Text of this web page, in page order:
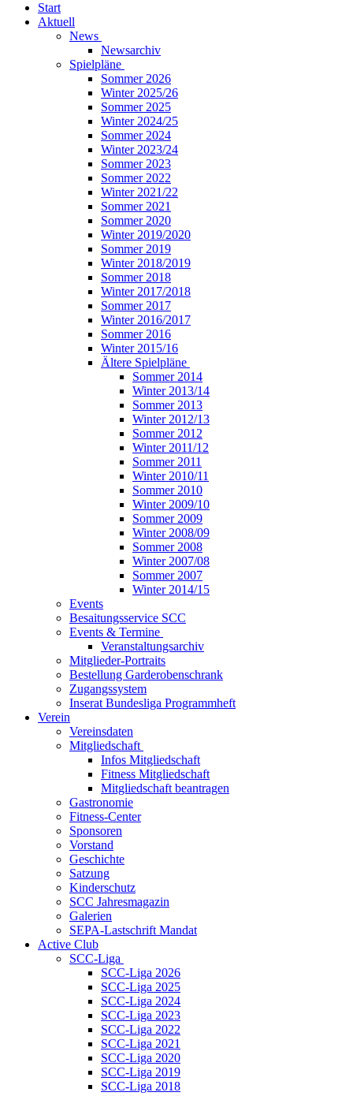
Start
Aktuell
News
Newsarchiv
Spielpläne
Sommer 2026
Winter 2025/26
Sommer 2025
Winter 2024/25
Sommer 2024
Winter 2023/24
Sommer 2023
Sommer 2022
Winter 2021/22
Sommer 2021
Sommer 2020
Winter 2019/2020
Sommer 2019
Winter 2018/2019
Sommer 2018
Winter 2017/2018
Sommer 2017
Winter 2016/2017
Sommer 2016
Winter 2015/16
Ältere Spielpläne
Sommer 2014
Winter 2013/14
Sommer 2013
Winter 2012/13
Sommer 2012
Winter 2011/12
Sommer 2011
Winter 2010/11
Sommer 2010
Winter 2009/10
Sommer 2009
Winter 2008/09
Sommer 2008
Winter 2007/08
Sommer 2007
Winter 2014/15
Events
Besaitungsservice SCC
Events & Termine
Veranstaltungsarchiv
Mitglieder-Portraits
Bestellung Garderobenschrank
Zugangssystem
Inserat Bundesliga Programmheft
Verein
Vereinsdaten
Mitgliedschaft
Infos Mitgliedschaft
Fitness Mitgliedschaft
Mitgliedschaft beantragen
Gastronomie
Fitness-Center
Sponsoren
Vorstand
Geschichte
Satzung
Kinderschutz
SCC Jahresmagazin
Galerien
SEPA-Lastschrift Mandat
Active Club
SCC-Liga
SCC-Liga 2026
SCC-Liga 2025
SCC-Liga 2024
SCC-Liga 2023
SCC-Liga 2022
SCC-Liga 2021
SCC-Liga 2020
SCC-Liga 2019
SCC-Liga 2018